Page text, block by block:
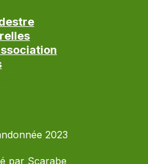
2023
par Scarabe